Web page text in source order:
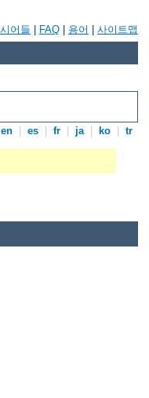
어들 FAQ 용어 사이트맵
en es fr ja ko tr